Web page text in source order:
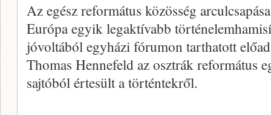
Az egész református közösség
Európa egyik legaktívabb
jóvoltából egyházi fórumon tarthatott
Thomas Hennefeld az osztrák református
sajtóból értesült a történtekről.